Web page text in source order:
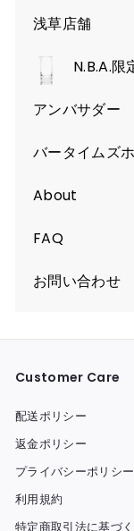
く
を
く
ー
を
開
く
浅草店舗
N.B.A.限
アンバサダー
バータイムズ
About
FAQ
お問い合わせ
Customer Care
配送ポリシー
返金ポリシー
プライバシーポリシー
利用規約
特定商取引法に基づ